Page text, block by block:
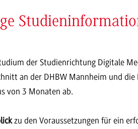
der Studienrichtung Digitale
an der DHBW Mannheim und
von 3 Monaten ab.
zu den Voraussetzungen für ein